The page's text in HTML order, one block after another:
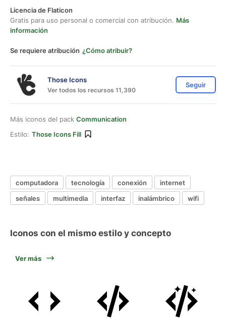
Licencia de Flaticon
Gratis para uso personal o comercial con atribución. Más
información
Se requiere atribución ¿Cómo atribuir?
Those Icons
Ver todos los recursos 11,390
Seguir
Más iconos del pack Communication
Estilo: Those Icons Fill
computadora tecnología conexión
internet
señales
multimedia interfaz inalámbrico wifi
Iconos con el mismo estilo y concepto
Ver más